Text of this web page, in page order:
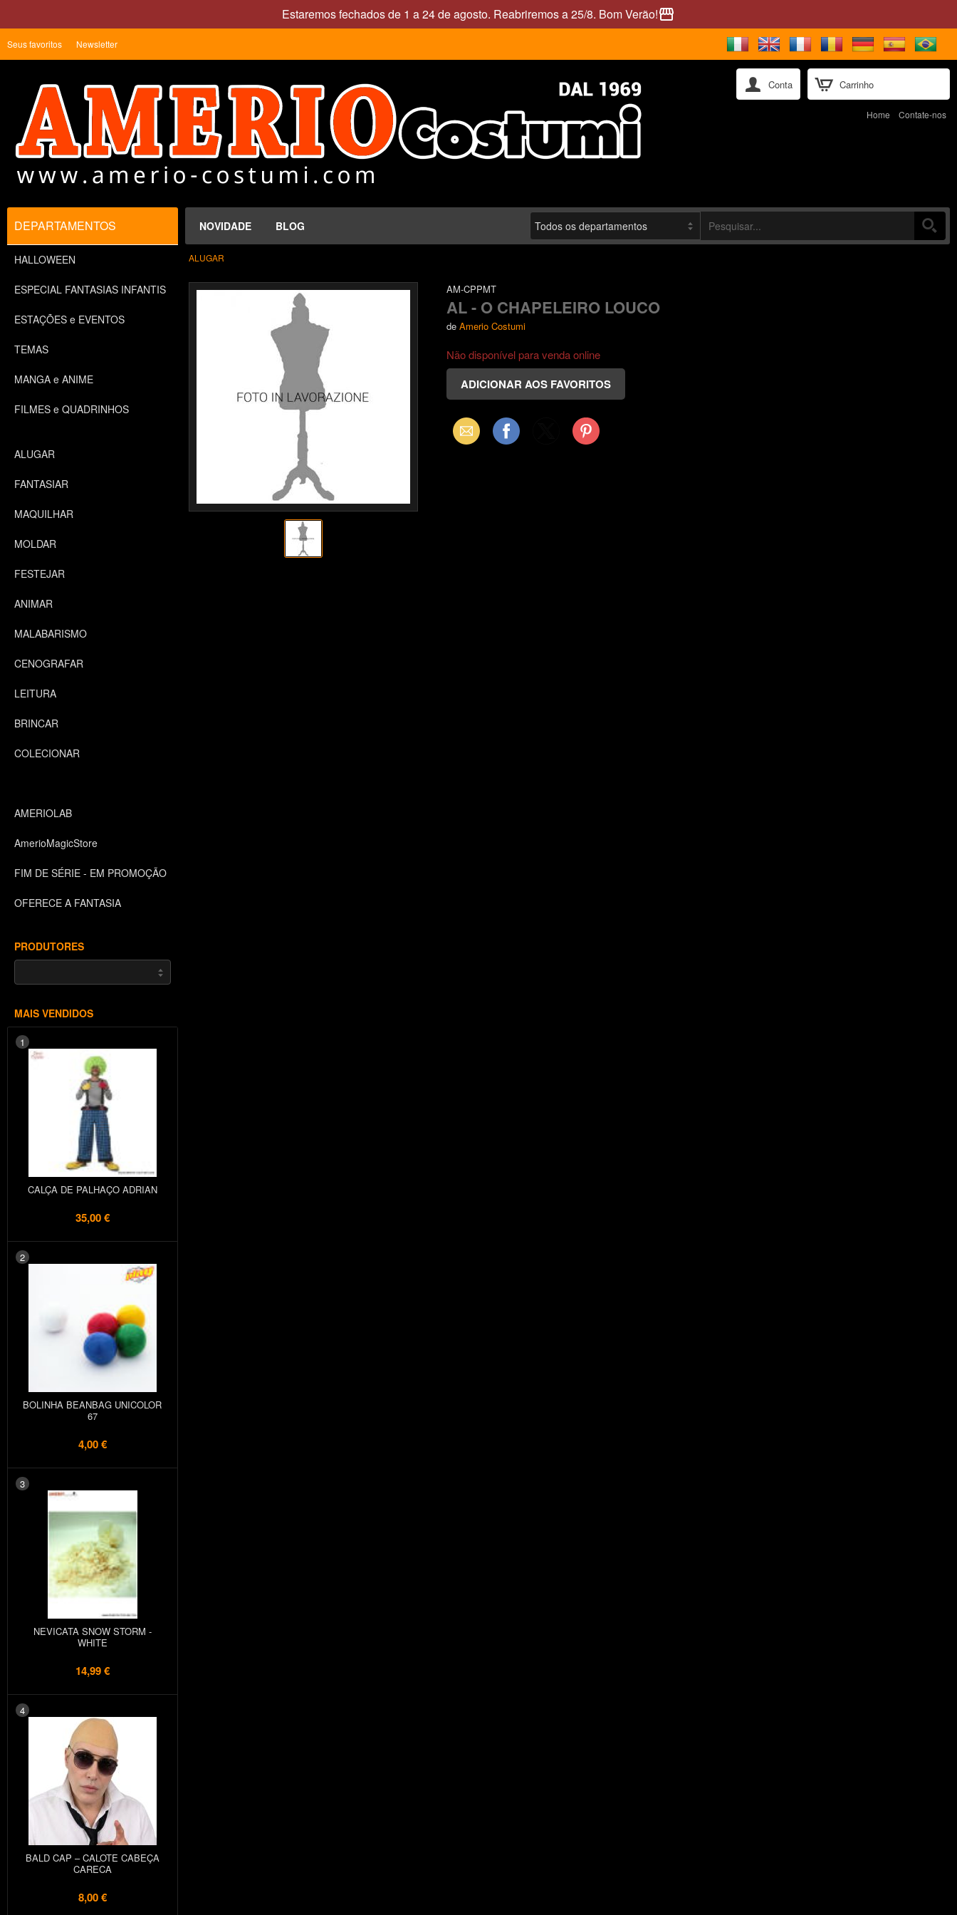
Estaremos fechados de 1 a 24 de agosto. Reabriremos a 25/8. Bom Verão!storefront
Carrinho
Seus favoritos Newsletter
Conta
Home Contate-nos
NOVIDADE BLOG
DEPARTAMENTOS
HALLOWEEN
ESPECIAL FANTASIAS INFANTIS
ESTAÇÕES e EVENTOS
TEMAS
MANGA e ANIME
FILMES e QUADRINHOS
ALUGAR
FANTASIAR
MAQUILHAR
MOLDAR
FESTEJAR
ANIMAR
MALABARISMO
CENOGRAFAR
LEITURA
BRINCAR
COLECIONAR
AMERIOLAB
AmerioMagicStore
FIM DE SÉRIE - EM PROMOÇÃO
OFERECE A FANTASIA
PRODUTORES
MAIS VENDIDOS
1
CALÇA DE PALHAÇO ADRIAN
35,00 €
2
BOLINHA BEANBAG UNICOLOR
67
4,00 €
3
NEVICATA SNOW STORM -
WHITE
14,99 €
4
BALD CAP – CALOTE CABEÇA
CARECA
8,00 €
ALUGAR
AM-CPPMT
AL - O CHAPELEIRO LOUCO
de Amerio Costumi
Não disponível para venda online
Email Facebook Pinterest